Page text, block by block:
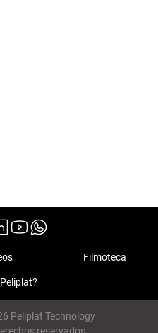
Filmoteca
Peliplat Technology
reservados.